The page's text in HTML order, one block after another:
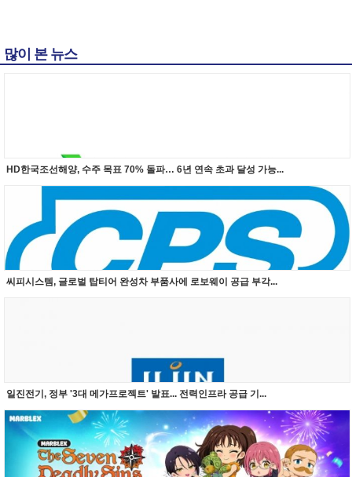
많이 본 뉴스
HD한국조선해양, 수주 목표 70% 돌파… 6년 연속 초과 달성 가능...
씨피시스템, 글로벌 탑티어 완성차 부품사에 로보웨이 공급 부각...
일진전기, 정부 '3대 메가프로젝트' 발표... 전력인프라 공급 기...